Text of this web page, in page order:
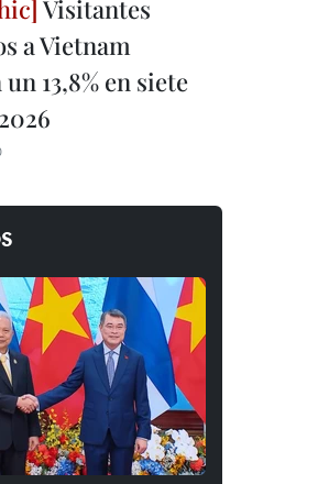
Visitantes
a Vietnam
13,8% en siete